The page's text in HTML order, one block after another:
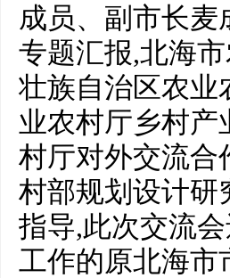
成员、副市长麦
专题汇报,北海
壮族自治区农业
业农村厅乡村产
村厅对外交流合
村部规划设计研
指导,此次交流
工作的原北海市